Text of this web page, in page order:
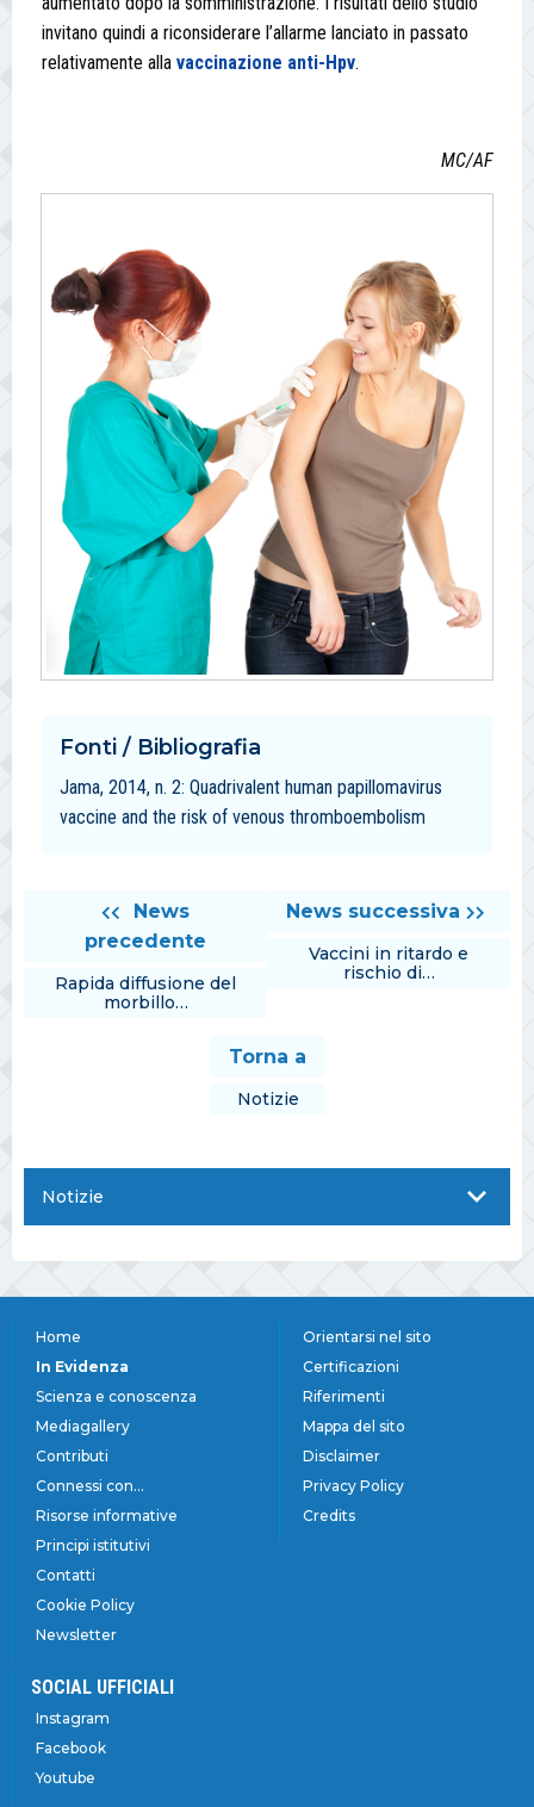
invitano quindi a riconsiderare l’allarme lanciato in passato
relativamente alla vaccinazione anti-Hpv.
MC/AF
Fonti / Bibliografia
Jama, 2014, n. 2: Quadrivalent human papillomavirus
vaccine and the risk of venous thromboembolism
News
precedente
Rapida diffusione del
morbillo…
News successiva
Vaccini in ritardo e
rischio di…
Torna a
Notizie
Notizie
Home
In Evidenza
Scienza e conoscenza
Mediagallery
Contributi
Connessi con...
Risorse informative
Principi istitutivi
Contatti
Cookie Policy
Newsletter
Orientarsi nel sito
Certificazioni
Riferimenti
Mappa del sito
Disclaimer
Privacy Policy
Credits
SOCIAL UFFICIALI
Instagram
Facebook
Youtube